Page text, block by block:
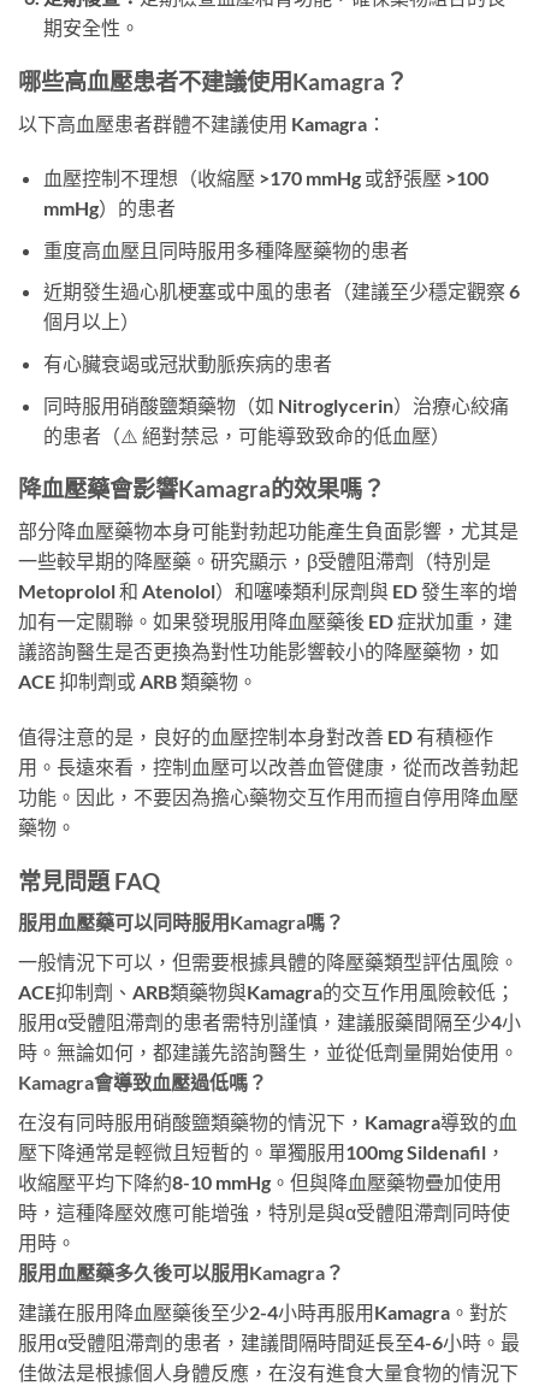
期安全性。
哪些高血壓患者不建議使用Kamagra？
以下高血壓患者群體不建議使用 Kamagra：
血壓控制不理想（收縮壓 >170 mmHg 或舒張壓 >100
mmHg）的患者
重度高血壓且同時服用多種降壓藥物的患者
近期發生過心肌梗塞或中風的患者（建議至少穩定觀察 6
個月以上）
有心臟衰竭或冠狀動脈疾病的患者
同時服用硝酸鹽類藥物（如 Nitroglycerin）治療心絞痛
的患者（⚠️ 絕對禁忌，可能導致致命的低血壓）
降血壓藥會影響Kamagra的效果嗎？
部分降血壓藥物本身可能對勃起功能產生負面影響，尤其是
一些較早期的降壓藥。研究顯示，β受體阻滯劑（特別是
Metoprolol 和 Atenolol）和噻嗪類利尿劑與 ED 發生率的增
加有一定關聯。如果發現服用降血壓藥後 ED 症狀加重，建
議諮詢醫生是否更換為對性功能影響較小的降壓藥物，如
ACE 抑制劑或 ARB 類藥物。
值得注意的是，良好的血壓控制本身對改善 ED 有積極作
用。長遠來看，控制血壓可以改善血管健康，從而改善勃起
功能。因此，不要因為擔心藥物交互作用而擅自停用降血壓
藥物。
常見問題 FAQ
服用血壓藥可以同時服用Kamagra嗎？
一般情況下可以，但需要根據具體的降壓藥類型評估風險。
ACE抑制劑、ARB類藥物與Kamagra的交互作用風險較低；
服用α受體阻滯劑的患者需特別謹慎，建議服藥間隔至少4小
時。無論如何，都建議先諮詢醫生，並從低劑量開始使用。
Kamagra會導致血壓過低嗎？
在沒有同時服用硝酸鹽類藥物的情況下，Kamagra導致的血
壓下降通常是輕微且短暫的。單獨服用100mg Sildenafil，
收縮壓平均下降約8-10 mmHg。但與降血壓藥物疊加使用
時，這種降壓效應可能增強，特別是與α受體阻滯劑同時使
用時。
服用血壓藥多久後可以服用Kamagra？
建議在服用降血壓藥後至少2-4小時再服用Kamagra。對於
服用α受體阻滯劑的患者，建議間隔時間延長至4-6小時。最
佳做法是根據個人身體反應，在沒有進食大量食物的情況下